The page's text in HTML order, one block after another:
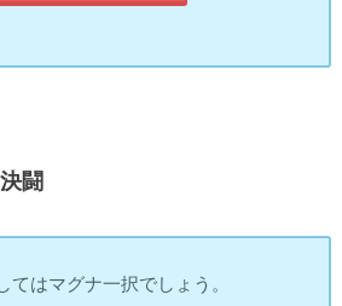
闘
てはマグナ一択でしょう。